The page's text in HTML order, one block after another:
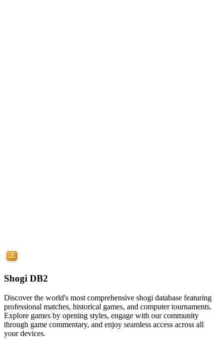
Shogi DB2
Discover the world's most comprehensive shogi database featuring
professional matches, historical games, and computer tournaments.
Explore games by opening styles, engage with our community
through game commentary, and enjoy seamless access across all
your devices.